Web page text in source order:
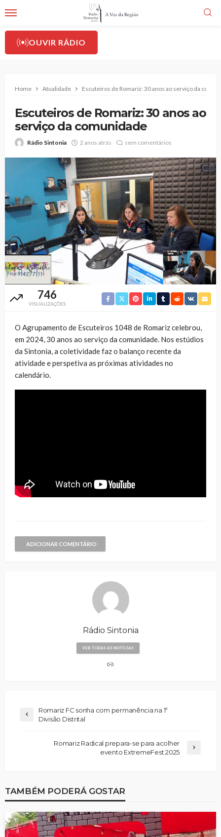
OUVIR RÁDIO
Home Atualidade Escuteiros de Romariz: 30 anos ao serviço da
Escuteiros de Romariz: 30 anos ao
serviço da comunidade
Rádio Sintonia 2 anos atrás sem comentários
746
VISUALIZAÇÕES
O Agrupamento de Escuteiros 1048 de Romariz celebrou,
em 2024, 30 anos ao serviço da comunidade. Nos estúdios
da Sintonia, a coletividade faz o balanço recente da
atividade e perspetiva as próximas atividades no
calendário.
ADICIONAR COMENTÁRIO
Rádio Sintonia
VER TODAS AS NOTÍCIAS
Romariz FC sonha com permanência na 1ª
Divisão Distrital
Romariz Radical prepara-se para acolher
evento ExtremeFest 2025
TAMBÉM PODERÁ GOSTAR